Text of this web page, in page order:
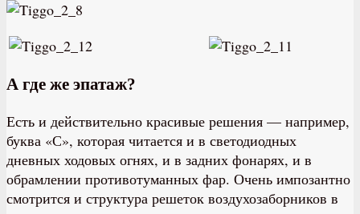
А где же эпатаж?
Есть и действительно красивые решения — например,
буква «С», которая читается и в светодиодных
дневных ходовых огнях, и в задних фонарях, и в
обрамлении противотуманных фар. Очень импозантно
смотрится и структура решеток воздухозаборников в